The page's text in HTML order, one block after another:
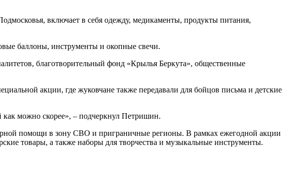
включает в себя одежду, медикаменты, продукты питания,
баллоны, инструменты и окопные свечи.
благотворительный фонд «Крылья Беркута», общественные
акции, где жуковчане также передавали для бойцов письма и детские
можно скорее», – подчеркнул Петришин.
помощи в зону СВО и приграничные регионы. В рамках ежегодной акции
товары, а также наборы для творчества и музыкальные инструменты.